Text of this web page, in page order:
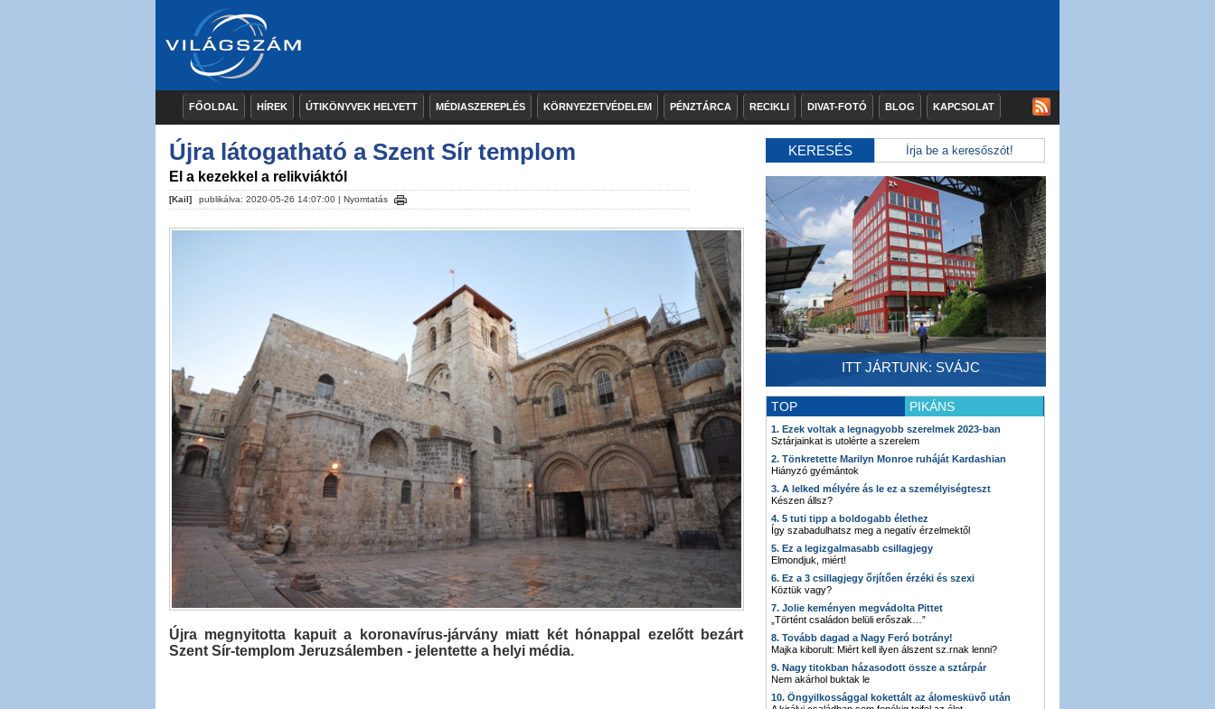
FŐOLDAL HÍREK ÚTIKÖNYVEK HELYETT MÉDIASZEREPLÉS KÖRNYEZETVÉDELEM PÉNZTÁRCA RECIKLI DIVAT-FOTÓ BLOG KAPCSOLAT
Újra látogatható a Szent Sír templom
El a kezekkel a relikviáktól
[Kail] publikálva: 2020-05-26 14:07:00 | Nyomtatás
Újra megnyitotta kapuit a koronavírus-járvány miatt két hónappal ezelőtt bezárt
Szent Sír-templom Jeruzsálemben - jelentette a helyi média.
KERESÉS
ITT JÁRTUNK: SVÁJC
TOP PIKÁNS
1. Ezek voltak a legnagyobb szerelmek 2023-ban
Sztárjainkat is utolérte a szerelem
2. Tönkretette Marilyn Monroe ruháját Kardashian
Hiányzó gyémántok
3. A lelked mélyére ás le ez a személyiségteszt
Készen állsz?
4. 5 tuti tipp a boldogabb élethez
Így szabadulhatsz meg a negatív érzelmektől
5. Ez a legizgalmasabb csillagjegy
Elmondjuk, miért!
6. Ez a 3 csillagjegy őrjítően érzéki és szexi
Köztük vagy?
7. Jolie keményen megvádolta Pittet
„Történt családon belüli erőszak…”
8. Tovább dagad a Nagy Feró botrány!
Majka kiborult: Miért kell ilyen álszent sz.rnak lenni?
9. Nagy titokban házasodott össze a sztárpár
Nem akárhol buktak le
10. Öngyilkossággal kokettált az álomesküvő után